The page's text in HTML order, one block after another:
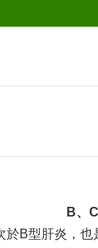
B、
B型肝炎，